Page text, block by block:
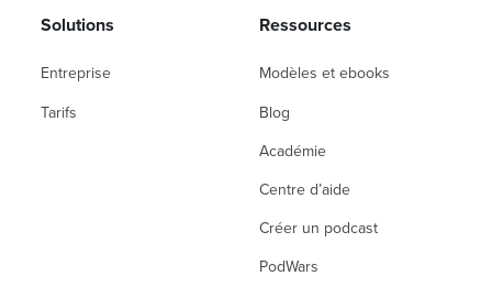
Solutions
Entreprise
Tarifs
Ressources
Modèles et ebooks
Blog
Académie
Centre d’aide
Créer un podcast
PodWars